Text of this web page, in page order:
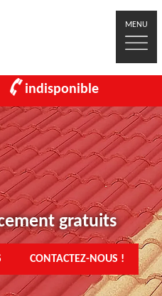
MENU
indisponible
gratuits
CONTACTEZ-NOUS !